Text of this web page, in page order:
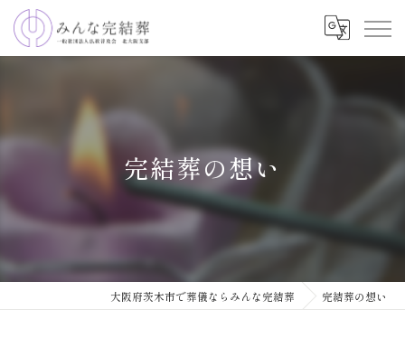
完結葬の想い
大阪府茨木市で葬儀ならみんな完結葬 完結葬の想い